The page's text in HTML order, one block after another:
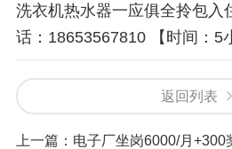
洗衣机热水器一应俱全拎包入
话：18653567810 【时间：5
返回列表
上一篇： 电子厂坐岗6000/月+300